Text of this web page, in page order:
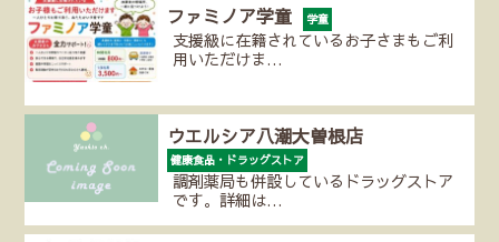
ファミノア学童 学童
支援級に在籍されているお子さまもご利
用いただけま…
ウエルシア八潮大曽根店
健康食品・ドラッグストア
調剤薬局も併設しているドラッグストア
です。詳細は…